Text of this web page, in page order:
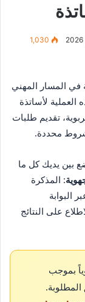
1,030
المسار المهني
العملية لأساتذة
تقديم طلبات
محددة.
بين يديك كل ما
: المذكرة
البوابة
على النتائج
بموجب
المطلوبة.